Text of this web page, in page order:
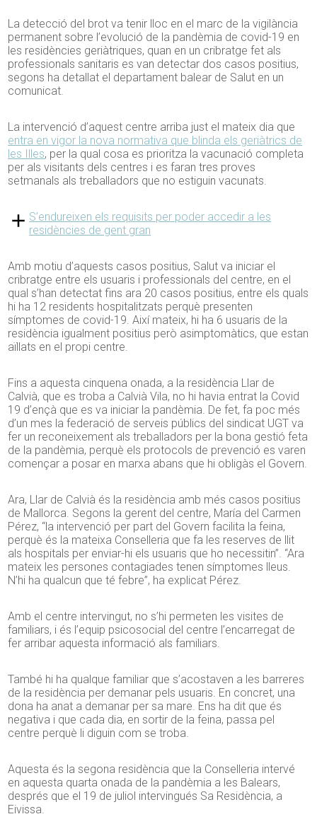
La detecció del brot va tenir lloc en el marc de la vigilància
permanent sobre l’evolució de la pandèmia de covid-19 en
les residències geriàtriques, quan en un cribratge fet als
professionals sanitaris es van detectar dos casos positius,
segons ha detallat el departament balear de Salut en un
comunicat.
La intervenció d’aquest centre arriba just el mateix dia que
entra en vigor la nova normativa que blinda els geriàtrics de
les Illes, per la qual cosa es prioritza la vacunació completa
per als visitants dels centres i es faran tres proves
setmanals als treballadors que no estiguin vacunats.
S’endureixen els requisits per poder accedir a les
residències de gent gran
Amb motiu d’aquests casos positius, Salut va iniciar el
cribratge entre els usuaris i professionals del centre, en el
qual s’han detectat fins ara 20 casos positius, entre els quals
hi ha 12 residents hospitalitzats perquè presenten
símptomes de covid-19. Així mateix, hi ha 6 usuaris de la
residència igualment positius però asimptomàtics, que estan
aïllats en el propi centre.
Fins a aquesta cinquena onada, a la residència Llar de
Calvià, que es troba a Calvià Vila, no hi havia entrat la Covid
19 d’ençà que es va iniciar la pandèmia. De fet, fa poc més
d’un mes la federació de serveis públics del sindicat UGT va
fer un reconeixement als treballadors per la bona gestió feta
de la pandèmia, perquè els protocols de prevenció es varen
començar a posar en marxa abans que hi obligàs el Govern.
Ara, Llar de Calvià és la residència amb més casos positius
de Mallorca. Segons la gerent del centre, María del Carmen
Pérez, “la intervenció per part del Govern facilita la feina,
perquè és la mateixa Conselleria que fa les reserves de llit
als hospitals per enviar-hi els usuaris que ho necessitin”. “Ara
mateix les persones contagiades tenen símptomes lleus.
N’hi ha qualcun que té febre”, ha explicat Pérez.
Amb el centre intervingut, no s’hi permeten les visites de
familiars, i és l’equip psicosocial del centre l’encarregat de
fer arribar aquesta informació als familiars.
També hi ha qualque familiar que s’acostaven a les barreres
de la residència per demanar pels usuaris. En concret, una
dona ha anat a demanar per sa mare. Ens ha dit que és
negativa i que cada dia, en sortir de la feina, passa pel
centre perquè li diguin com se troba.
Aquesta és la segona residència que la Conselleria intervé
en aquesta quarta onada de la pandèmia a les Balears,
després que el 19 de juliol intervingués Sa Residència, a
Eivissa.